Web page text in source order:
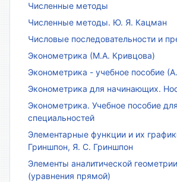
Численные методы
Численные методы. Ю. Я. Кацман
Числовые последовательности и
Эконометрика (М.А. Кривцова)
Эконометрика - учебное пособие
Эконометрика для начинающих.
Эконометрика. Учебное пособие
специальностей
Элементарные функции и их
Гриншпон, Я. С. Гриншпон
Элементы аналитической
(уравнения прямой)